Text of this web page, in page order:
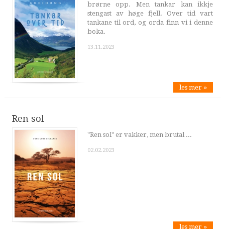
brørne opp. Men tankar kan ikkje
stengast av høge fjell. Over tid vart
tankane til ord, og orda finn vi i denne
boka.
13.11.2023
les mer »
Ren sol
"Ren sol" er vakker, men brutal ...
02.02.2023
les mer »